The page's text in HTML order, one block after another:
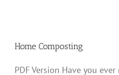
Home Composting
PDF Version Have you